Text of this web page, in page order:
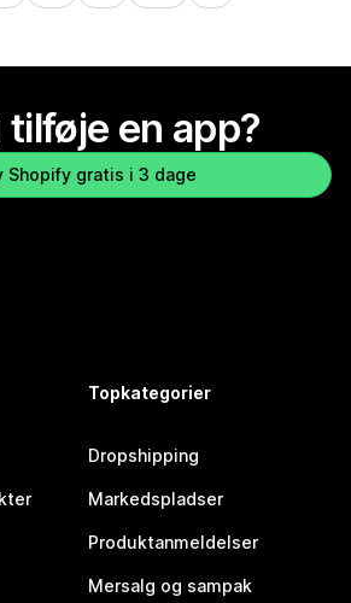
tilføje en app?
Shopify gratis i 3 dage
Topkategorier
Dropshipping
Markedspladser
Produktanmeldelser
Mersalg og sampak